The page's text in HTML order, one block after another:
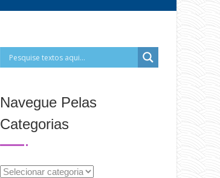
Navegue Pelas
Categorias
Navegue